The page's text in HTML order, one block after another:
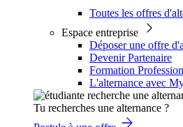
Toutes les offres
Espace entreprise
Déposer une offre
Devenir Partenaire
Formation
L'alternance avec
Tu recherches une alternance ?